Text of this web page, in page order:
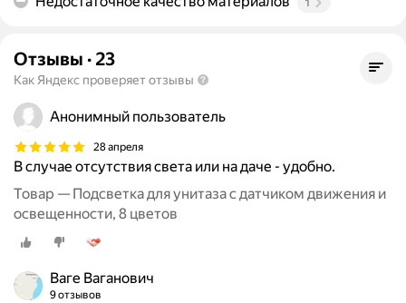
1
Отзывы · 23
Как Яндекс проверяет отзывы
Анонимный пользователь
28 апреля
В случае отсутствия света или на даче - удобно.
Товар — Подсветка для унитаза с датчиком движения и
освещенности, 8 цветов
Ваге Ваганович
9 отзывов